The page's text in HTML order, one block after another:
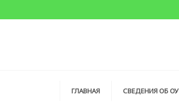
ГЛАВНАЯ СВЕДЕНИЯ ОБ ОУ